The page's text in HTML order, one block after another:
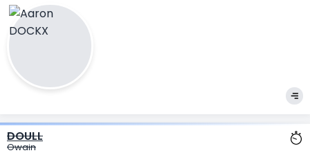
DOULL
Owain